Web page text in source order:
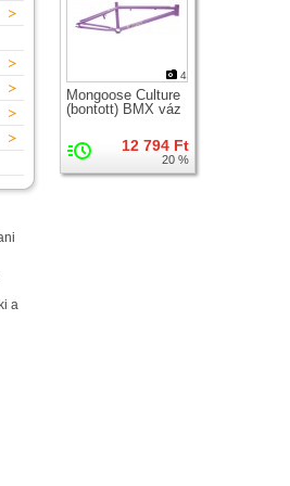
a
4
Mongoose Culture
(bontott) BMX váz
12 794 Ft
20 %